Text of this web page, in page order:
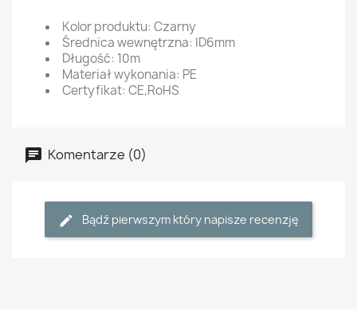
Kolor produktu: Czarny
Średnica wewnętrzna: ID6mm
Długość: 10m
Materiał wykonania: PE
Certyfikat: CE,RoHS
Komentarze (0)
Bądź pierwszym który napisze recenzję